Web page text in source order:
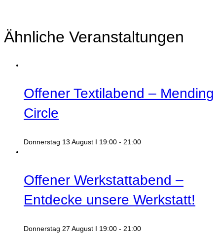
Ähnliche Veranstaltungen
Offener Textilabend – Mending
Circle
Donnerstag 13 August I 19:00 - 21:00
Offener Werkstattabend –
Entdecke unsere Werkstatt!
Donnerstag 27 August I 19:00 - 21:00